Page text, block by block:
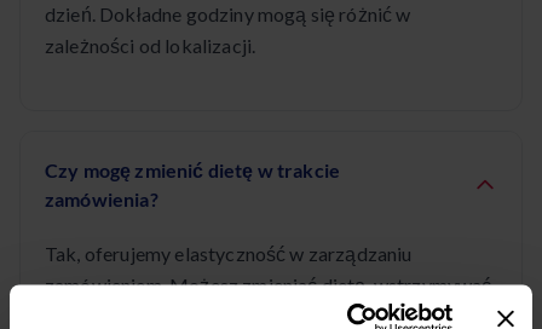
dzień. Dokładne godziny mogą się różnić w
zależności od lokalizacji.
Czy mogę zmienić dietę w trakcie
zamówienia?
Tak, oferujemy elastyczność w zarządzaniu
zamówieniem. Możesz zmieniać dietę, wstrzymywać
dostawy lub modyfikować menu przez nasz panel